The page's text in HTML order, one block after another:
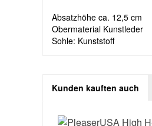
Absatzhöhe ca. 12,5 cm
Obermaterial Kunstleder
Sohle: Kunststoff
Kunden kauften auch